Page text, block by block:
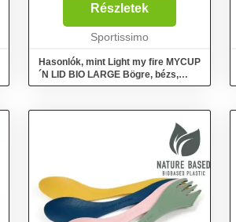
Tartósság, stabilitás és kis súly
jellemzi. A fedél szorosan
illeszkedik hozzá, és egy...
Részletek
Sportissimo
Hasonlók, mint Light my fire MYCUP
´N LID BIO LARGE Bögre, bézs,
méret